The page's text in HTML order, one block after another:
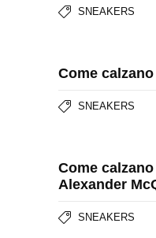
SNEAKERS
Come
SNEAKERS
Come
Alexander
SNEAKERS